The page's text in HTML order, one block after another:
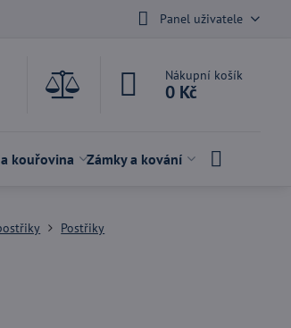
Panel uživatele
Nákupní košík
0 Kč
kouřovina Zámky a kování
Postřiky